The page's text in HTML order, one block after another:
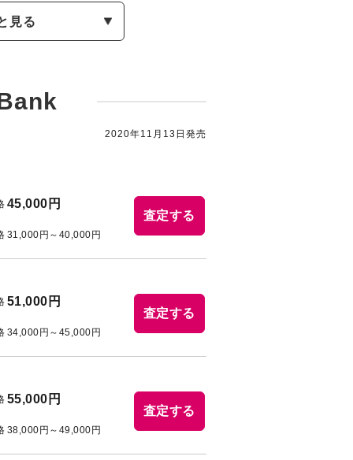
見る
2020年11月13日発売
45,000円
31,000円～40,000円
査定する
51,000円
34,000円～45,000円
査定する
55,000円
38,000円～49,000円
査定する